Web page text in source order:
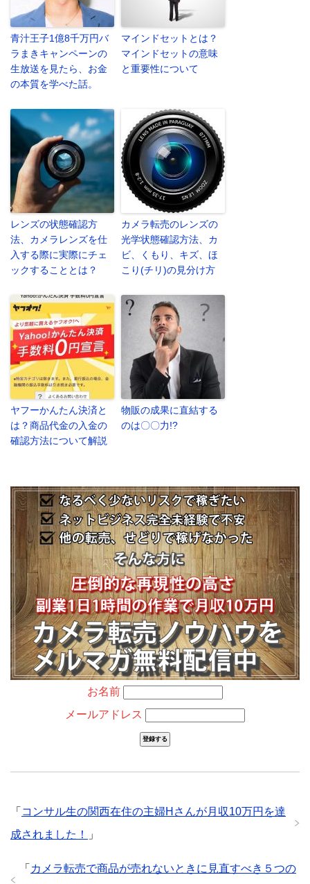
青汁王子1億8千万円バ
ラまきキャンペーンの
生放送を見たら、お金
の本質を学べた話。
マインドセットとは？
マインドセットの意味
と重要性について
レンズの状態確認方
法、カメラレンズを仕
入する際に実際にチェ
ックすることとは？
カメラ転売のレンズの
光学状態確認方法、カ
ビ、くもり、キズ、ほ
こり(チリ)の見分け方
ヤフーかんたん決済と
は？商品代金の入金の
確認方法について解説
物販の成果に直結する
のは〇〇力!?
お名前
メールアドレス
「 コンサル生の関西在住の主婦Hさんが月収10万円を達
成されました！
」
「 カメラ転売で商品が売れないときに見直すべき５つの